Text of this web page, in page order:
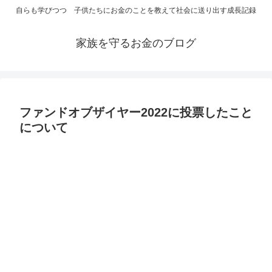
自らも学びつつ 子供たちにお金のことを教えて社会に送り出す成長記録
家族を守るお金のブログ
ファンドオブザイヤー2022に投票したこと
について